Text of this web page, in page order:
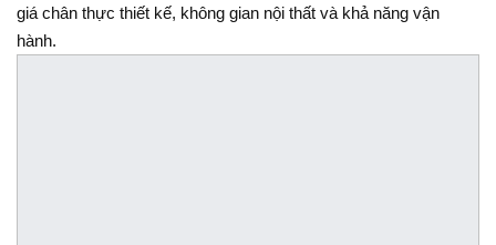
giá chân thực thiết kế, không gian nội thất và khả năng vận
hành.